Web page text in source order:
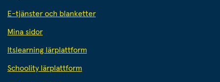
E-tjänster och blanketter
Mina sidor
Itslearning lärplattform
Schoolity lärplattform